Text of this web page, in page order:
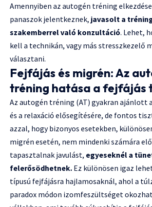
Amennyiben az autogén tréning
panaszok jelentkeznek, javasolt a
szakemberrel való konzultáció. Lehet,
kell a technikán, vagy más stresszkezelő
választani.
Fejfájás és migrén: Az
tréning hatása a fejfájás
Az autogén tréning (AT) gyakran ajánlott
és a relaxáció elősegítésére, de fontos
azzal, hogy bizonyos esetekben,
migrén esetén, nem mindenki számára
tapasztalnak javulást, egyeseknél a
felerősödhetnek. Ez különösen igaz
típusú fejfájásra hajlamosaknál, ahol a
paradox módon izomfeszültséget okozhat